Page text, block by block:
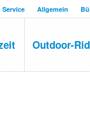
Service Allgemein
Outdoor-